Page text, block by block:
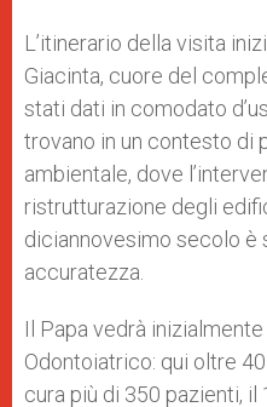
L’itinerario della visita
Giacinta, cuore del
stati dati in comodato
trovano in un contesto di
ambientale, dove
ristrutturazione degli
diciannovesimo secolo è
accuratezza.
Il Papa vedrà
Odontoiatrico: qui oltre
cura più di 350 pazienti, il